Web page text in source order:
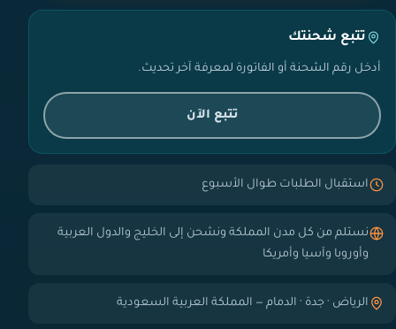
تتبع شحنتك
أدخل رقم الشحنة أو الفاتورة لمعرفة آخر تحديث.
تتبع الآن
استقبال الطلبات طوال الأسبوع
نستلم من كل مدن المملكة ونشحن إلى الخليج والدول العربية
وأوروبا وآسيا وأمريكا
الرياض · جدة · الدمام — المملكة العربية السعودية